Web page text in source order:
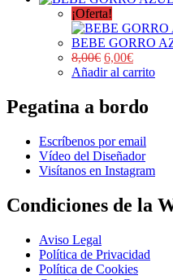
¡Oferta!
BEBE GORRO
8,00€ 6,00€
Añadir al carrito
Pegatina a bordo
Escríbenos por email
Vídeo del Diseñador
Visítanos en Instagram
Condiciones de la
Aviso Legal
Política de Privacidad
Política de Cookies